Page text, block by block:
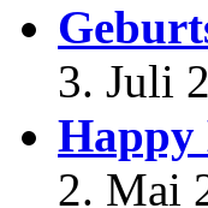
3. Juli
2. Mai